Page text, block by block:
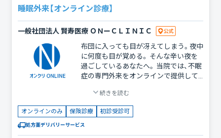
睡眠外来【オンライン診療】
一般社団法人 賢寿医療 ＯＮーＣＬＩＮＩＣ
布団に入っても目が冴えてしまう。夜中
に何度も目が覚める。 そんな辛い夜を
過ごしているあなたへ。 当院では、不眠
症の専門外来をオンラインで提供して
い」「睡眠薬をもらうためだけに何時間
も待ちたくない」 そんな方のための、新
しい受診スタイルです。
続きを読む
オンラインのみ 保険診療 初診受診可
処方薬デリバリーサービス